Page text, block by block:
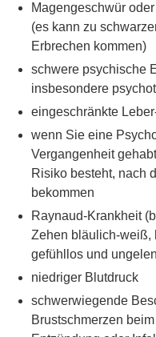
Magengeschwür
(es kann zu
Erbrechen kommen)
schwere psychische
insbesondere
eingeschränkte
wenn Sie eine
Vergangenheit
Risiko besteht, nach
bekommen
Raynaud-Krankheit
Zehen bläulich-weiß,
gefühllos und
niedriger Blutdruck
schwerwiegende
Brustschmerzen